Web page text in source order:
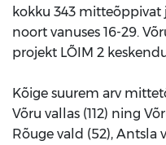
kokku 343 mitteõppivat
noort vanuses 16-29.
projekt LÕIM 2
Kõige suurem arv
Võru vallas (112) ning
Rõuge vald (52), Antsla